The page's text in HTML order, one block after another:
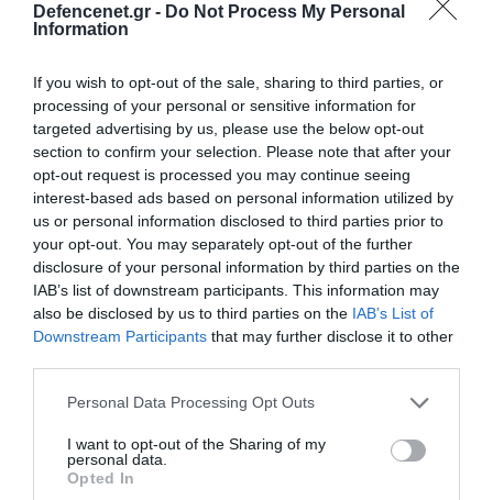
Defencenet.gr - Do Not Process My Personal
Information
If you wish to opt-out of the sale, sharing to third parties, or
processing of your personal or sensitive information for
targeted advertising by us, please use the below opt-out
section to confirm your selection. Please note that after your
opt-out request is processed you may continue seeing
interest-based ads based on personal information utilized by
us or personal information disclosed to third parties prior to
your opt-out. You may separately opt-out of the further
disclosure of your personal information by third parties on the
IAB’s list of downstream participants. This information may
also be disclosed by us to third parties on the IAB’s List of
Downstream Participants that may further disclose it to other
Please note that this website/app uses one or more Google
not limited to your visit or usage behaviour. You may click to
grant or deny consent to Google and its third-party tags to
use your data for below specified purposes in below Google
Personal Data Processing Opt Outs
I want to opt-out of the Sharing of my
personal data.
Opted In
05.08.2026 | 20:02
Ντονμπάς με εντολή Πούτιν: Οι αλλαγές στη
διοίκηση και πύραυλοι από τη Β.Κορέα
Το Ομάν συμφώνησε ότι τα Στενά του Ορμούζ
είναι υπό ιρανική κυριαρχία και επιτεύχθηκε